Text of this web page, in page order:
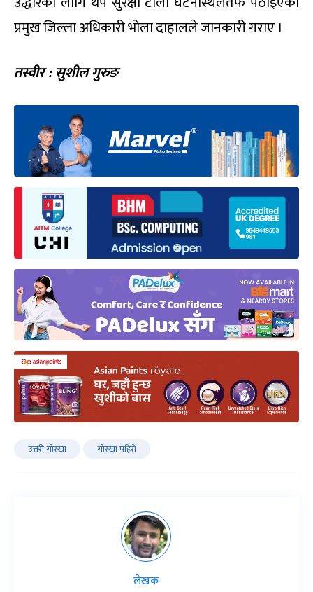
प्रमुख जिल्ला अधिकारी भोला दाहालले जानकारी गराए ।
तस्वीर : सुशील गुरुङ
उत्तरी गोरखा गोरखा पहिरो
लेखक